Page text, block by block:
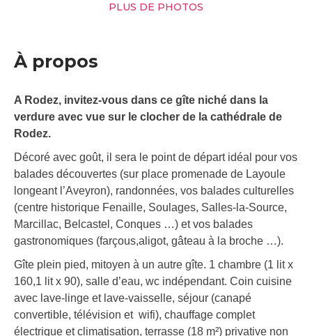
PLUS DE PHOTOS
À propos
A Rodez, invitez-vous dans ce gîte niché dans la
verdure avec vue sur le clocher de la cathédrale de
Rodez.
Décoré avec goût, il sera le point de départ idéal pour vos
balades découvertes (sur place promenade de Layoule
longeant l’Aveyron), randonnées, vos balades culturelles
(centre historique Fenaille, Soulages, Salles-la-Source,
Marcillac, Belcastel, Conques …) et vos balades
gastronomiques (farçous,aligot, gâteau à la broche …).
Gîte plein pied, mitoyen à un autre gîte. 1 chambre (1 lit x
160,1 lit x 90), salle d’eau, wc indépendant. Coin cuisine
avec lave-linge et lave-vaisselle, séjour (canapé
convertible, télévision et wifi), chauffage complet
électrique et climatisation, terrasse (18 m²) privative non